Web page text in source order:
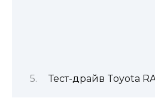
Тест-драйв Toyota